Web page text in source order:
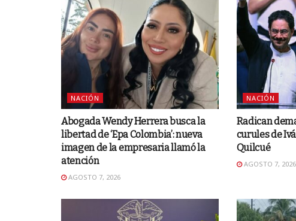
NACIÓN
Abogada Wendy Herrera busca la
libertad de ‘Epa Colombia’: nueva
imagen de la empresaria llamó la
atención
AGOSTO 7, 2026
NACIÓN
Radican
curules de
Quilcué
AGOSTO 7, 2026